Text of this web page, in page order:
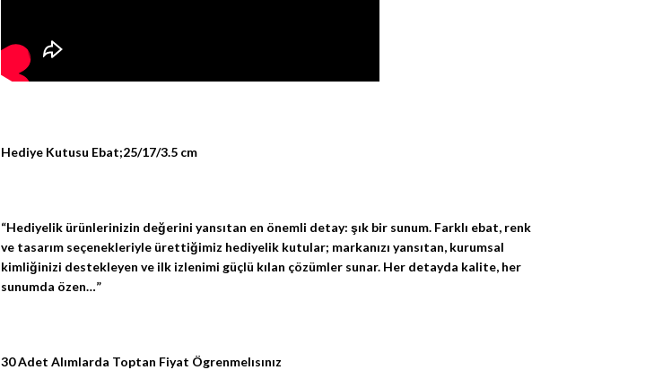
Hediye Kutusu Ebat;25/17/3.5 cm
“Hediyelik ürünlerinizin değerini yansıtan en önemli detay: şık bir sunum. Farklı ebat, renk
ve tasarım seçenekleriyle ürettiğimiz hediyelik kutular; markanızı yansıtan, kurumsal
kimliğinizi destekleyen ve ilk izlenimi güçlü kılan çözümler sunar. Her detayda kalite, her
sunumda özen…”
30 Adet Alımlarda Toptan Fiyat Ögrenmelısınız